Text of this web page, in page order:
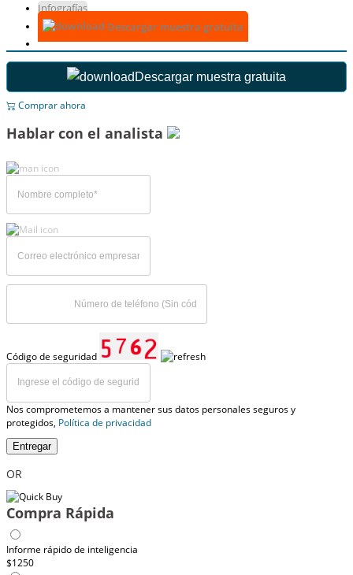
Infografías
Descargar muestra gratuita
Descargar muestra gratuita
Comprar ahora
Hablar con el analista
Código de seguridad
Nos comprometemos a mantener sus datos personales seguros y
protegidos, Política de privacidad
Entregar
OR
Compra Rápida
Informe rápido de inteligencia
$1250